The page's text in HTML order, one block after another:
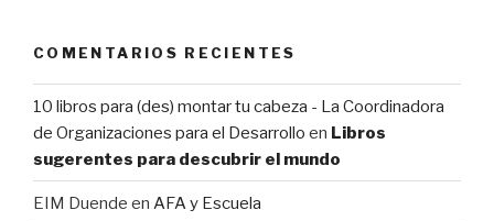
COMENTARIOS RECIENTES
10 libros para (des) montar tu cabeza - La Coordinadora
de Organizaciones para el Desarrollo en Libros
sugerentes para descubrir el mundo
EIM Duende en AFA y Escuela